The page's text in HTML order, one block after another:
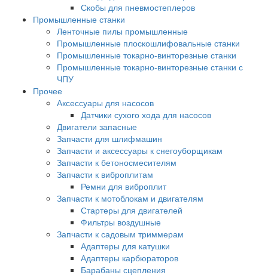
Скобы для пневмостеплеров
Промышленные станки
Ленточные пилы промышленные
Промышленные плоскошлифовальные станки
Промышленные токарно-винторезные станки
Промышленные токарно-винторезные станки с
ЧПУ
Прочее
Аксессуары для насосов
Датчики сухого хода для насосов
Двигатели запасные
Запчасти для шлифмашин
Запчасти и аксессуары к снегоуборщикам
Запчасти к бетоносмесителям
Запчасти к виброплитам
Ремни для виброплит
Запчасти к мотоблокам и двигателям
Стартеры для двигателей
Фильтры воздушные
Запчасти к садовым триммерам
Адаптеры для катушки
Адаптеры карбюраторов
Барабаны сцепления